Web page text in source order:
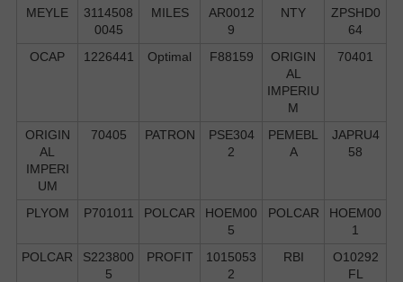
MEYLE
3114508
0045
MILES
AR0012
9
NTY
ZPSHD0
64
OCAP
1226441 Optimal F88159
ORIGIN
AL
IMPERIU
M
70401
ORIGIN
AL
IMPERI
UM
70405 PATRON
PSE304
2
PEMEBL
A
JAPRU4
58
PLYOM P701011 POLCAR
HOEM00
5
POLCAR
HOEM00
1
POLCAR
S223800
5
PROFIT
1015053
2
RBI
O10292
FL